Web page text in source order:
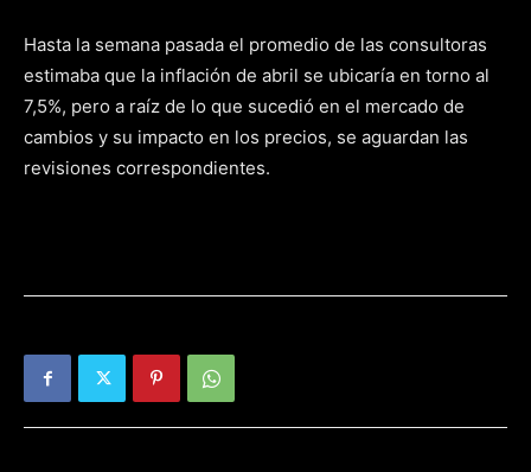
Hasta la semana pasada el promedio de las consultoras
estimaba que la inflación de abril se ubicaría en torno al
7,5%, pero a raíz de lo que sucedió en el mercado de
cambios y su impacto en los precios, se aguardan las
revisiones correspondientes.